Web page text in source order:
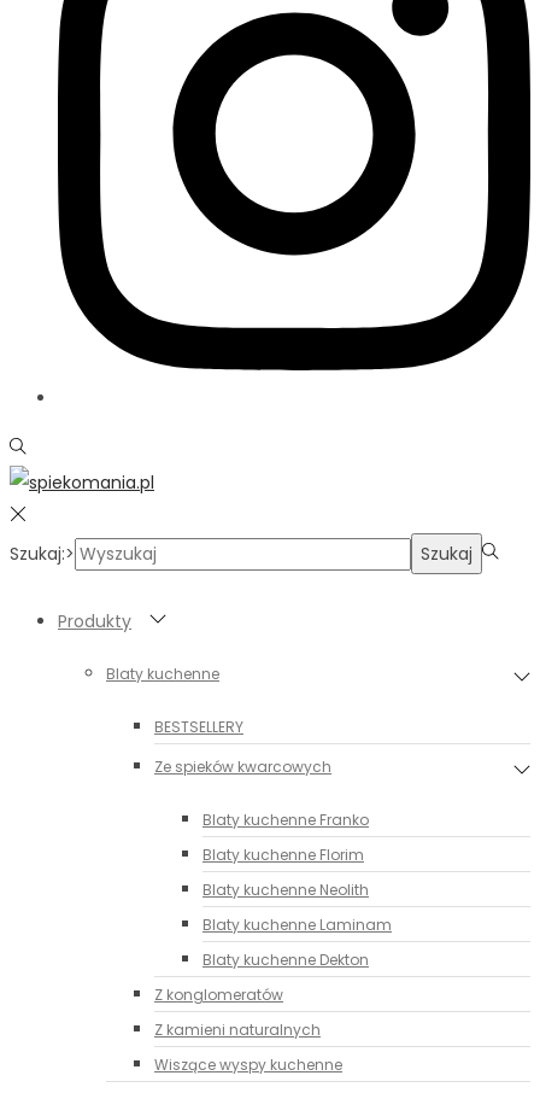
Szukaj:> Szukaj
Produkty
Blaty kuchenne
BESTSELLERY
Ze spieków kwarcowych
Blaty kuchenne Franko
Blaty kuchenne Florim
Blaty kuchenne Neolith
Blaty kuchenne Laminam
Blaty kuchenne Dekton
Z konglomeratów
Z kamieni naturalnych
Wiszące wyspy kuchenne